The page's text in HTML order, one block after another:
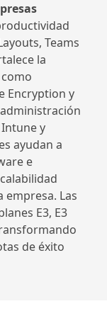
Teams
la
Encryption y
y
ayudan a
e
empresa. Las
E3, E3
de éxito